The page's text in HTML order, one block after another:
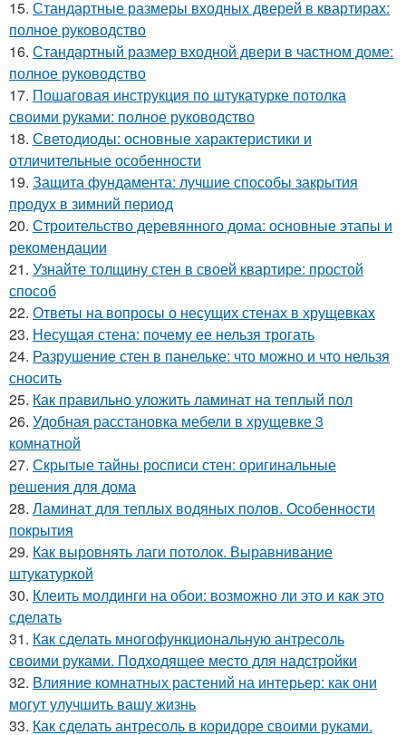
15. Стандартные размеры входных дверей в квартирах:
полное руководство
16. Стандартный размер входной двери в частном доме:
полное руководство
17. Пошаговая инструкция по штукатурке потолка
своими руками: полное руководство
18. Светодиоды: основные характеристики и
отличительные особенности
19. Защита фундамента: лучшие способы закрытия
продух в зимний период
20. Строительство деревянного дома: основные этапы и
рекомендации
21. Узнайте толщину стен в своей квартире: простой
способ
22. Ответы на вопросы о несущих стенах в хрущевках
23. Несущая стена: почему ее нельзя трогать
24. Разрушение стен в панельке: что можно и что нельзя
сносить
25. Как правильно уложить ламинат на теплый пол
26. Удобная расстановка мебели в хрущевке 3
комнатной
27. Скрытые тайны росписи стен: оригинальные
решения для дома
28. Ламинат для теплых водяных полов. Особенности
покрытия
29. Как выровнять лаги потолок. Выравнивание
штукатуркой
30. Клеить молдинги на обои: возможно ли это и как это
сделать
31. Как сделать многофункциональную антресоль
своими руками. Подходящее место для надстройки
32. Влияние комнатных растений на интерьер: как они
могут улучшить вашу жизнь
33. Как сделать антресоль в коридоре своими руками.